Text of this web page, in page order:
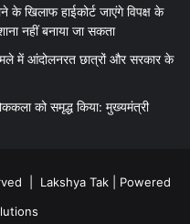
के खिलाफ हाईकोर्ट जाएंगे विपक्ष के
नहीं बनाया जा सकता
में आंदोलनरत छात्रों और सरकार के
को समृद्ध किया: मुख्यमंत्री
| Lakshya Tak| Powered